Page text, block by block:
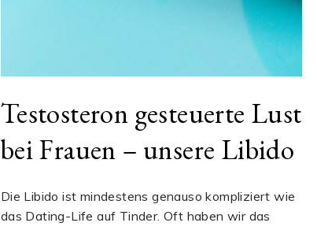
Testosteron gesteuerte Lust
bei Frauen – unsere Libido
Die Libido ist mindestens genauso kompliziert wie
das Dating-Life auf Tinder. Oft haben wir das